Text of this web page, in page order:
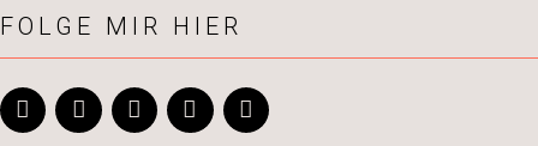
FOLGE MIR HIER